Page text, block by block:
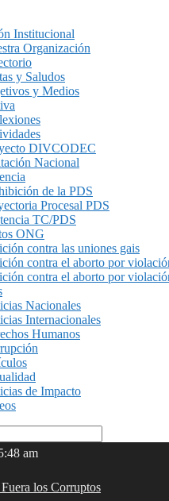
Institucional
Organización
y Saludos
y Medios
DIVCODEC
Nacional
de la PDS
Procesal PDS
TC/PDS
ONG
contra las uniones gais
contra el aborto por
contra el aborto por
Nacionales
Internacionales
Humanos
de Impacto
am
los Corruptos